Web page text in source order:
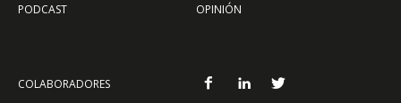
PODCAST
OPINIÓN
COLABORADORES